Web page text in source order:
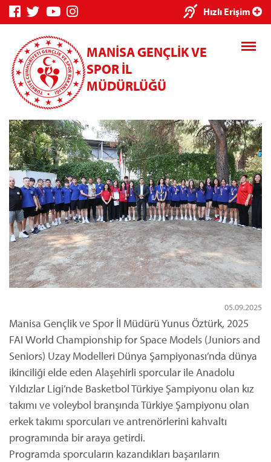
Hızlı Erişim
MANİSA GENÇLİK VE
SPOR İL
MÜDÜRLÜĞÜ
05.09.2025
Manisa Gençlik ve Spor İl Müdürü Yunus Öztürk, 2025
FAI World Championship for Space Models (Juniors and
Seniors) Uzay Modelleri Dünya Şampiyonası’nda dünya
ikinciliği elde eden Alaşehirli sporcular ile Anadolu
Yıldızlar Ligi’nde Basketbol Türkiye Şampiyonu olan kız
takımı ve voleybol branşında Türkiye Şampiyonu olan
erkek takımı sporcuları ve antrenörlerini kahvaltı
programında bir araya getirdi.
Programda sporcuların kazandıkları başarıların
×
Genç Bilgi
Sistemi
Spor Bilgi
Sistemi
Kredi/Yurt
İşlemleri
Kredi/Yurt E-
Ödeme